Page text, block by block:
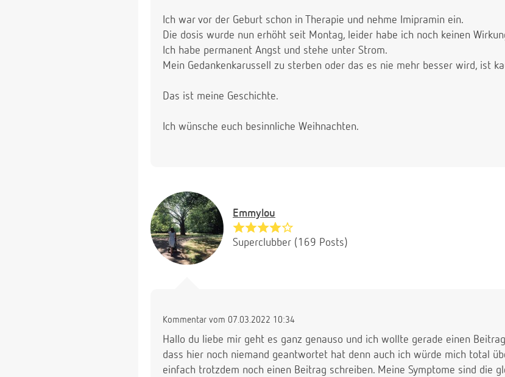
Ich war vor der Geburt schon in Therapie und nehme Imipramin ein.
Die dosis wurde nun erhöht seit Montag, leider habe ich noch keinen
Ich habe permanent Angst und stehe unter Strom.
Mein Gedankenkarussell zu sterben oder das es nie mehr besser wird, ist
Das ist meine Geschichte.
Ich wünsche euch besinnliche Weihnachten.
Emmylou
Superclubber (169 Posts)
Kommentar vom 07.03.2022 10:34
Hallo du liebe mir geht es ganz genauso und ich wollte gerade einen
dass hier noch niemand geantwortet hat denn auch ich würde mich total
einfach trotzdem noch einen Beitrag schreiben. Meine Symptome sind die